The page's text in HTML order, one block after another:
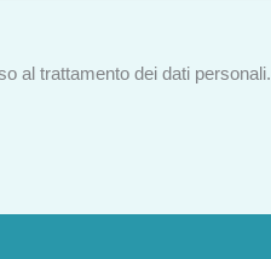
al trattamento dei dati personali.